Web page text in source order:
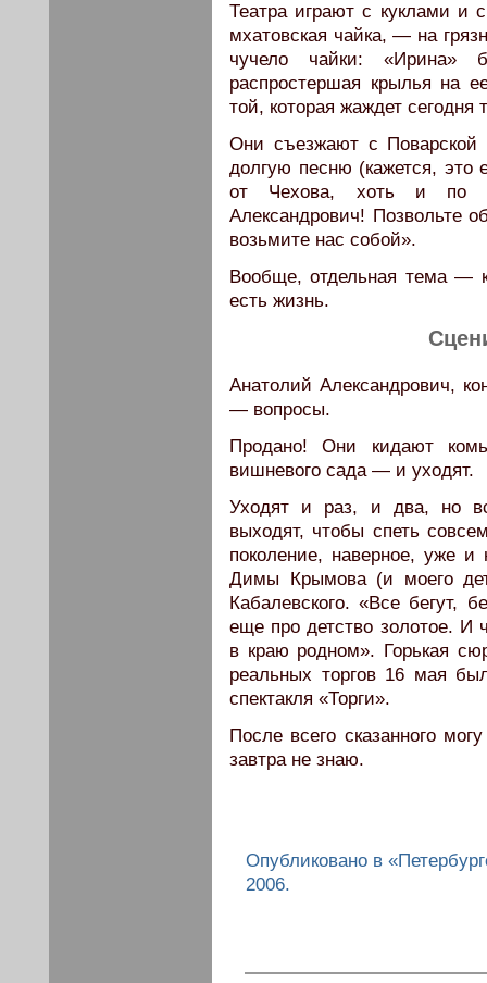
Театра играют с куклами и
мхатовская чайка, — на
чучело чайки: «Ирина»
распростершая крылья на
той, которая жаждет сегодня
Они съезжают с
долгую песню (кажется, это
от Чехова, хоть и по
Александрович! Позвольте
возьмите нас собой».
Вообще, отдельная тема —
есть жизнь.
Анатолий Александрович,
— вопросы.
Продано! Они кидают
вишневого сада — и уходят.
Уходят и раз, и два, но
выходят, чтобы спеть
поколение, наверное, уже и
Димы Крымова (и моего
Кабалевского. «Все бегут,
еще про детство золотое.
в краю родном». Горькая
реальных торгов 16 мая
спектакля «Торги».
После всего сказанного
завтра не знаю.
Опубликовано в
2006.